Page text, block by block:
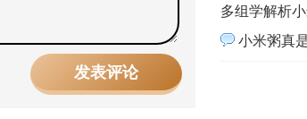
多组学解析
小米粥真